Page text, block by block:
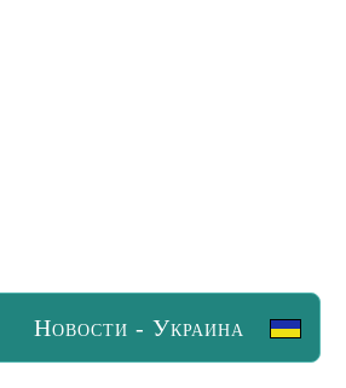
Новости - Украина